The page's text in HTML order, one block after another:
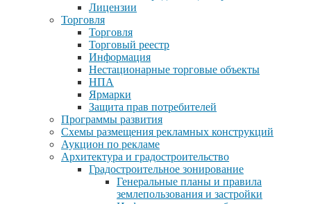
Лицензии
Торговля
Торговля
Торговый реестр
Информация
Нестационарные торговые объекты
НПА
Ярмарки
Защита прав потребителей
Программы развития
Схемы размещения рекламных конструкций
Аукцион по рекламе
Архитектура и градостроительство
Градостроительное зонирование
Генеральные планы и правила
землепользования и застройки